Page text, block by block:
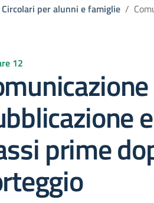
Circolari per alunni e famiglie
12
prime